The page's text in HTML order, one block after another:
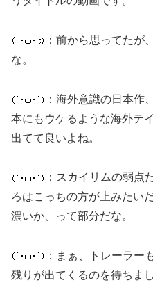
：前から思ってたが
な。
：海外意識の日本作
本にもウケるような海外テ
出てて良いよね。
：スカイリムの弱点
ろはこっちの方が上みたい
濃いか、って部分だな。
：まぁ、トレーラー
残りが出てくるのを待ちま